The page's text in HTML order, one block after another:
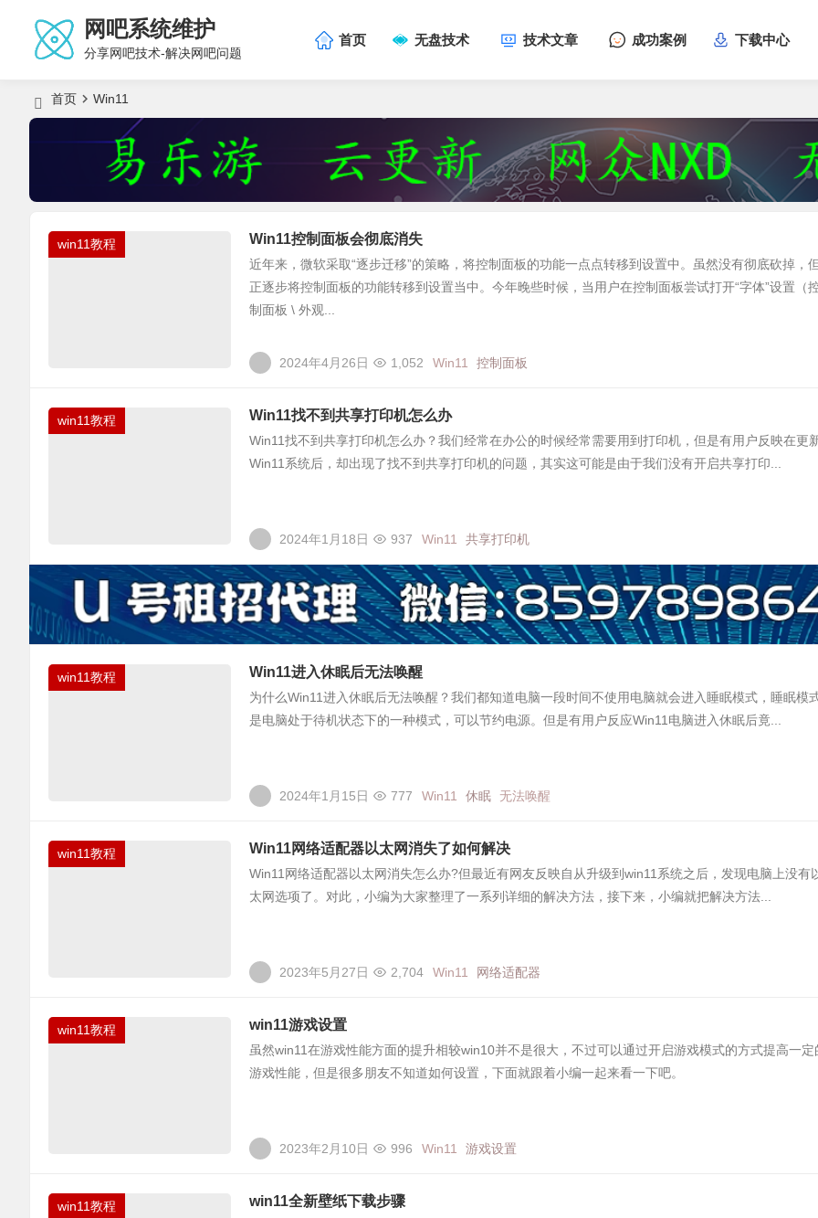
网吧系统维护
分享网吧技术-解决网吧问题
首页 无盘技术 技术文章 成功案例 下载中心
首页 Win11
win11教程 Win11控制面板会彻底消失
近年来，微软采取“逐步迁移”的策略，将控制面板的功能一点点转移到设置中。虽然没有彻底砍掉，
正逐步将控制面板的功能转移到设置当中。今年晚些时候，当用户在控制面板尝试打开“字体”设置（
制面板 \ 外观...
2024年4月26日 1,052 Win11 控制面板
win11教程 Win11找不到共享打印机怎么办
Win11找不到共享打印机怎么办？我们经常在办公的时候经常需要用到打印机，但是有用户反映在更
Win11系统后，却出现了找不到共享打印机的问题，其实这可能是由于我们没有开启共享打印...
2024年1月18日 937 Win11 共享打印机
win11教程 Win11进入休眠后无法唤醒
为什么Win11进入休眠后无法唤醒？我们都知道电脑一段时间不使用电脑就会进入睡眠模式，睡眠模
是电脑处于待机状态下的一种模式，可以节约电源。但是有用户反应Win11电脑进入休眠后竟...
2024年1月15日 777 Win11 休眠 无法唤醒
win11教程 Win11网络适配器以太网消失了如何解决
Win11网络适配器以太网消失怎么办?但最近有网友反映自从升级到win11系统之后，发现电脑上没有
太网选项了。对此，小编为大家整理了一系列详细的解决方法，接下来，小编就把解决方法...
2023年5月27日 2,704 Win11 网络适配器
win11教程 win11游戏设置
虽然win11在游戏性能方面的提升相较win10并不是很大，不过可以通过开启游戏模式的方式提高一定
游戏性能，但是很多朋友不知道如何设置，下面就跟着小编一起来看一下吧。
2023年2月10日 996 Win11 游戏设置
win11教程 win11全新壁纸下载步骤